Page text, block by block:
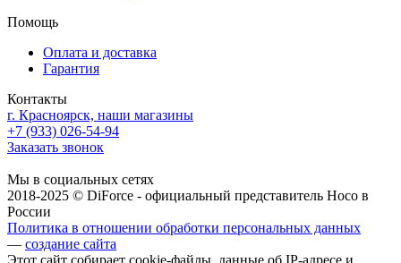
Помощь
Оплата и доставка
Гарантия
Контакты
г. Красноярск, наши магазины
+7 (933) 026-54-94
Заказать звонок
Мы в социальных сетях
2018-2025 © DiForce - официальный представитель Hoco в
России
Политика в отношении обработки персональных данных
— cоздание сайта
Этот сайт собирает cookie-файлы, данные об IP-адресе и